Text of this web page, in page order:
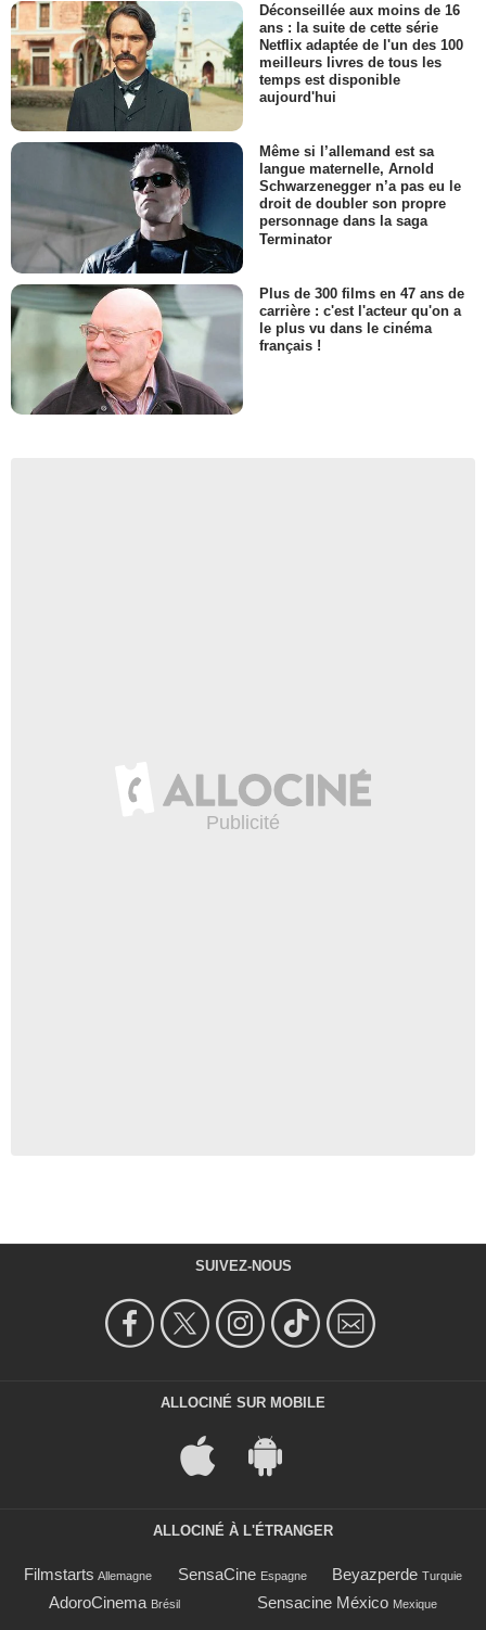
Déconseillée aux moins de 16
ans : la suite de cette série
Netflix adaptée de l'un des 100
meilleurs livres de tous les
temps est disponible
aujourd'hui
Même si l’allemand est sa
langue maternelle, Arnold
Schwarzenegger n’a pas eu le
droit de doubler son propre
personnage dans la saga
Terminator
Plus de 300 films en 47 ans de
carrière : c'est l'acteur qu'on a
le plus vu dans le cinéma
français !
SUIVEZ-NOUS
ALLOCINÉ SUR MOBILE
ALLOCINÉ À L'ÉTRANGER
Filmstarts Allemagne SensaCine Espagne Beyazperde Turquie
AdoroCinema Brésil Sensacine México Mexique